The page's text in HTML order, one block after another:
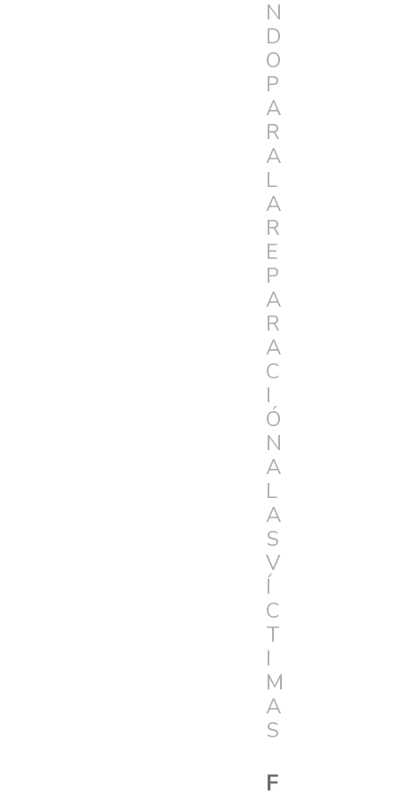
N
D
O
P
A
R
A
L
A
R
E
P
A
R
A
C
I
Ó
N
A
L
A
S
V
Í
C
T
I
M
A
S
F